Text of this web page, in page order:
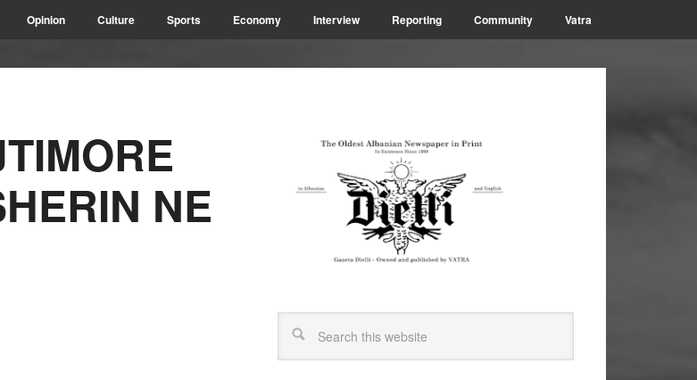
Opinion Culture Sports Economy Interview Reporting Community Vatra
NE